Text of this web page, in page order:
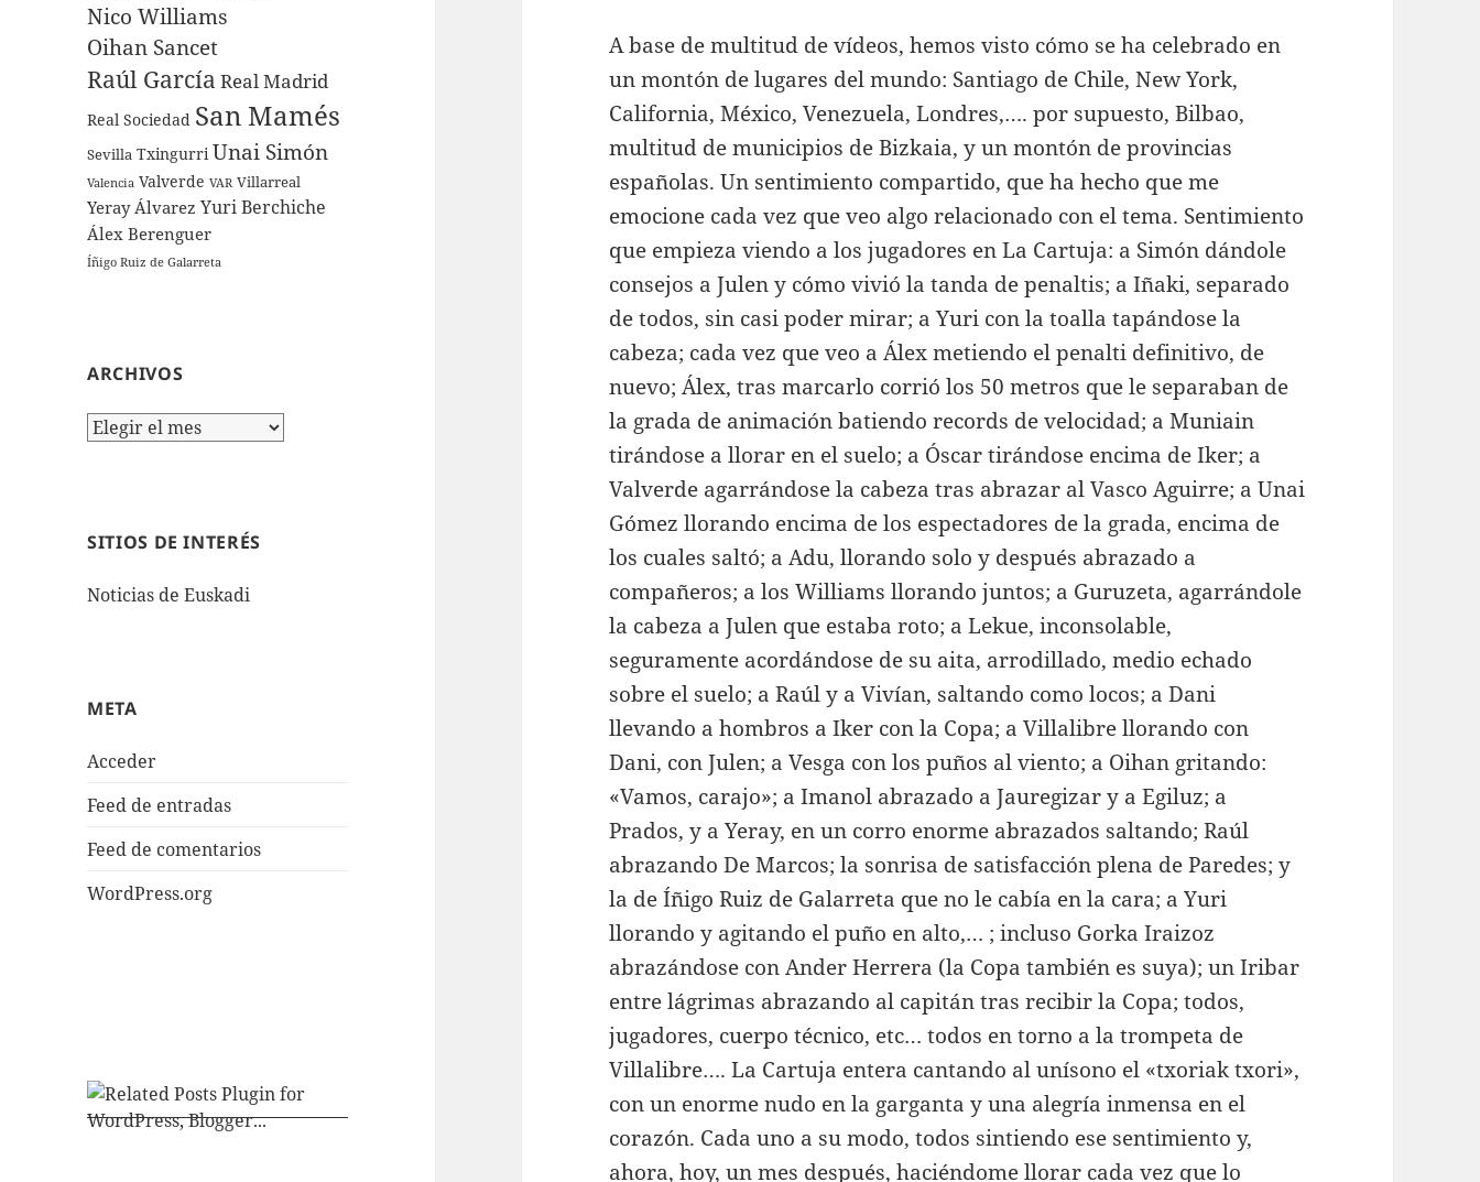
Nico Williams
Oihan Sancet
Raúl García Real Madrid
Real Sociedad San Mamés
Sevilla Txingurri Unai Simón
Valencia Valverde VAR Villarreal
Yeray Álvarez Yuri Berchiche
Álex Berenguer
Íñigo Ruiz de Galarreta
ARCHIVOS
Archivos
SITIOS DE INTERÉS
Noticias de Euskadi
META
Acceder
Feed de entradas
Feed de comentarios
WordPress.org
A base de multitud de vídeos, hemos visto cómo se ha celebrado en
un montón de lugares del mundo: Santiago de Chile, New York,
California, México, Venezuela, Londres,…. por supuesto, Bilbao,
multitud de municipios de Bizkaia, y un montón de provincias
españolas. Un sentimiento compartido, que ha hecho que me
emocione cada vez que veo algo relacionado con el tema. Sentimiento
que empieza viendo a los jugadores en La Cartuja: a Simón dándole
consejos a Julen y cómo vivió la tanda de penaltis; a Iñaki, separado
de todos, sin casi poder mirar; a Yuri con la toalla tapándose la
cabeza; cada vez que veo a Álex metiendo el penalti definitivo, de
nuevo; Álex, tras marcarlo corrió los 50 metros que le separaban de
la grada de animación batiendo records de velocidad; a Muniain
tirándose a llorar en el suelo; a Óscar tirándose encima de Iker; a
Valverde agarrándose la cabeza tras abrazar al Vasco Aguirre; a Unai
Gómez llorando encima de los espectadores de la grada, encima de
los cuales saltó; a Adu, llorando solo y después abrazado a
compañeros; a los Williams llorando juntos; a Guruzeta, agarrándole
la cabeza a Julen que estaba roto; a Lekue, inconsolable,
seguramente acordándose de su aita, arrodillado, medio echado
sobre el suelo; a Raúl y a Vivían, saltando como locos; a Dani
llevando a hombros a Iker con la Copa; a Villalibre llorando con
Dani, con Julen; a Vesga con los puños al viento; a Oihan gritando:
«Vamos, carajo»; a Imanol abrazado a Jauregizar y a Egiluz; a
Prados, y a Yeray, en un corro enorme abrazados saltando; Raúl
abrazando De Marcos; la sonrisa de satisfacción plena de Paredes; y
la de Íñigo Ruiz de Galarreta que no le cabía en la cara; a Yuri
llorando y agitando el puño en alto,… ; incluso Gorka Iraizoz
abrazándose con Ander Herrera (la Copa también es suya); un Iribar
entre lágrimas abrazando al capitán tras recibir la Copa; todos,
jugadores, cuerpo técnico, etc… todos en torno a la trompeta de
Villalibre…. La Cartuja entera cantando al unísono el «txoriak txori»,
con un enorme nudo en la garganta y una alegría inmensa en el
corazón. Cada uno a su modo, todos sintiendo ese sentimiento y,
ahora, hoy, un mes después, haciéndome llorar cada vez que lo